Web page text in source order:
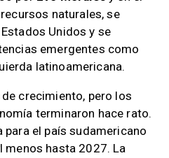
naturales, se
Unidos y se
emergentes como
latinoamericana.
crecimiento, pero los
terminaron hace rato.
para el país sudamericano
menos hasta 2027. La